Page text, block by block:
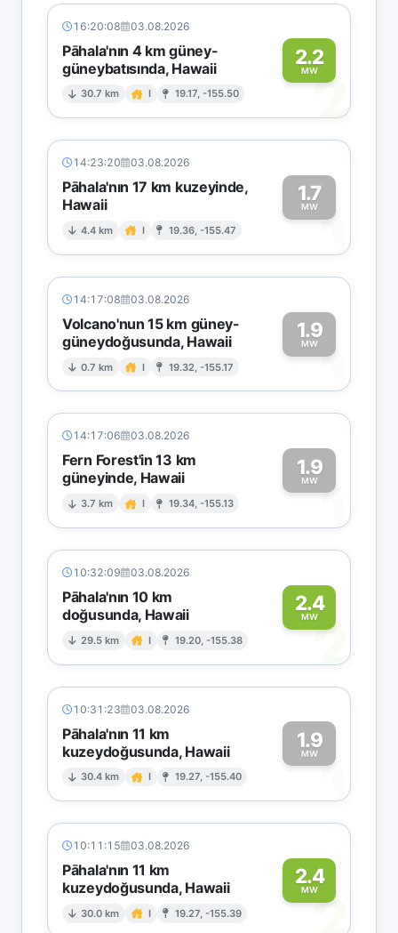
16:20:08 03.08.2026
Pāhala'nın 4 km güney-
güneybatısında, Hawaii
30.7 km I 19.17, -155.50
2.2
MW2
14:23:20 03.08.2026
Pāhala'nın 17 km kuzeyinde,
Hawaii
4.4 km I 19.36, -155.47
1.7
MW1
14:17:08 03.08.2026
Volcano'nun 15 km güney-
güneydoğusunda, Hawaii
0.7 km I 19.32, -155.17
1.9
MW1
14:17:06 03.08.2026
Fern Forest'in 13 km
güneyinde, Hawaii
3.7 km I 19.34, -155.13
1.9
MW1
10:32:09 03.08.2026
Pāhala'nın 10 km
doğusunda, Hawaii
29.5 km I 19.20, -155.38
2.4
MW2
10:31:23 03.08.2026
Pāhala'nın 11 km
kuzeydoğusunda, Hawaii
30.4 km I 19.27, -155.40
1.9
MW1
10:11:15 03.08.2026
Pāhala'nın 11 km
kuzeydoğusunda, Hawaii
30.0 km I 19.27, -155.39
2.4
MW